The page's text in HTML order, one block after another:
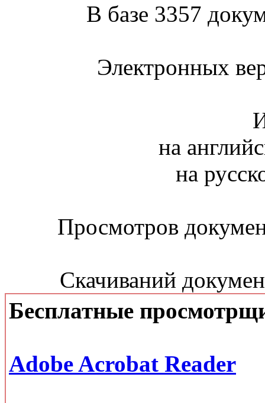
В базе 3357
Электронных
на
на
Просмотров
Скачиваний
Бесплатные
Adobe Acrobat Reader